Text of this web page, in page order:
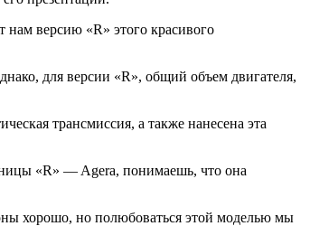
нам версию «R» этого красивого
для версии «R», общий объем двигателя,
трансмиссия, а также нанесена эта
«R» — Agera, понимаешь, что она
хорошо, но полюбоваться этой моделью мы